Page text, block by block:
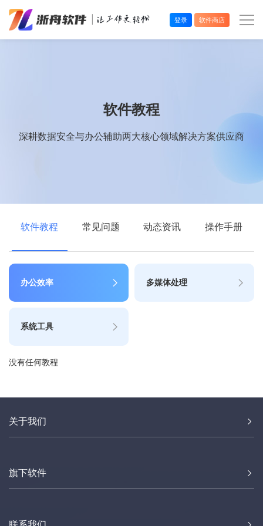
登录 软件商店
软件教程
深耕数据安全与办公辅助两大核心领域解决方案供应商
软件教程 常见问题 动态资讯 操作手册
办公效率 多媒体处理
系统工具
没有任何教程
关于我们
旗下软件